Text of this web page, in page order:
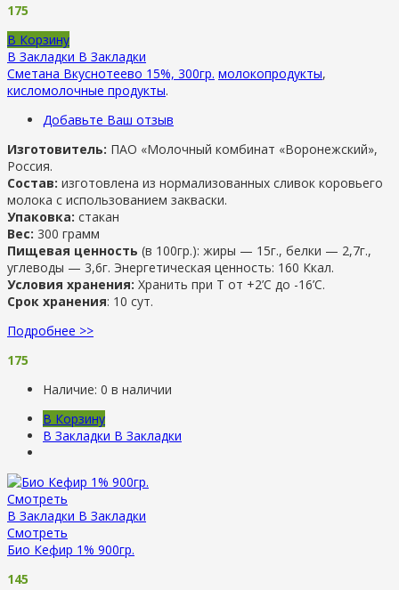
175
В Корзину
В Закладки В Закладки
Сметана Вкуснотеево 15%, 300гр. молокопродукты,
кисломолочные продукты.
Добавьте Ваш отзыв
Изготовитель: ПАО «Молочный комбинат «Воронежский»,
Россия.
Состав: изготовлена из нормализованных сливок коровьего
молока с использованием закваски.
Упаковка: стакан
Вес: 300 грамм
Пищевая ценность (в 100гр.): жиры — 15г., белки — 2,7г.,
углеводы — 3,6г. Энергетическая ценность: 160 Ккал.
Условия хранения: Хранить при Т от +2’С до -16’C.
Срок хранения: 10 сут.
Подробнее >>
175
Наличие: 0 в наличии
В Корзину
В Закладки В Закладки
Смотреть
В Закладки В Закладки
Смотреть
Био Кефир 1% 900гр.
145